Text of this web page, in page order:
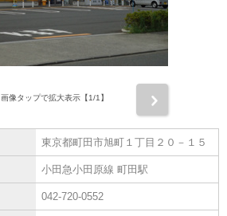
画像タップで拡大表示【1/1】
東京都町田市旭町１丁目２０－１５
小田急小田原線 町田駅
042-720-0552